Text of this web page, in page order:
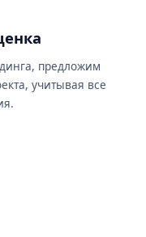
предложим
учитывая все